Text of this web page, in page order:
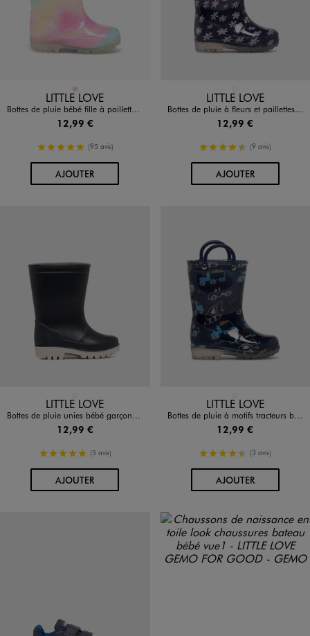
Disponible en 1 coloris
LITTLE LOVE
Bottes de pluie bébé fille à paillettes avec anses
12,99 €
5/5 de moyenne
(95 avis)
AJOUTERAU PANIER
Disponible en 1 coloris
LITTLE LOVE
Bottes de pluie à fleurs et paillettes bébé fille - Little Love
12,99 €
4.5/5 de moyenne
(9 avis)
AJOUTERAU PANIER
Disponible en 1 coloris
LITTLE LOVE
Bottes de pluie unies bébé garçon - Little Love
12,99 €
5/5 de moyenne
(5 avis)
AJOUTERAU PANIER
Disponible en 1 coloris
LITTLE LOVE
Bottes de pluie à motifs tracteurs bébé garçon - Little Love
12,99 €
4.5/5 de moyenne
(3 avis)
AJOUTERAU PANIER